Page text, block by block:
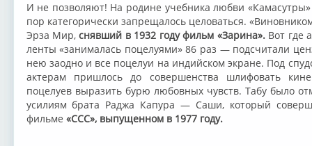
И не позволяют! На родине учебника любви
пор категорически запрещалось целоваться.
Эрза Мир,снявший в 1932 году фильм «Зарина».Вот где
ленты «занималась поцелуями» 86 раз — подсчитали
нею заодно и все поцелуи на индийском экране. Под
актерам пришлось до совершенства шлифовать
поцелуев выразить бурю любовных чувств. Табу было
усилиям брата Раджа Капура — Саши, который
фильме «ССС», выпущенном в 1977 году.